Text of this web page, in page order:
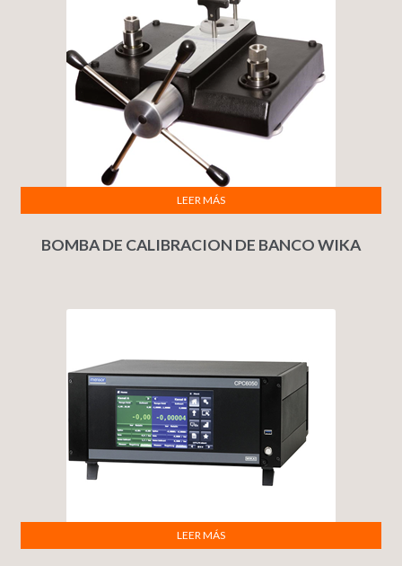
BOMBA DE CALIBRACION DE BANCO WIKA
LEER MÁS
LEER MÁS